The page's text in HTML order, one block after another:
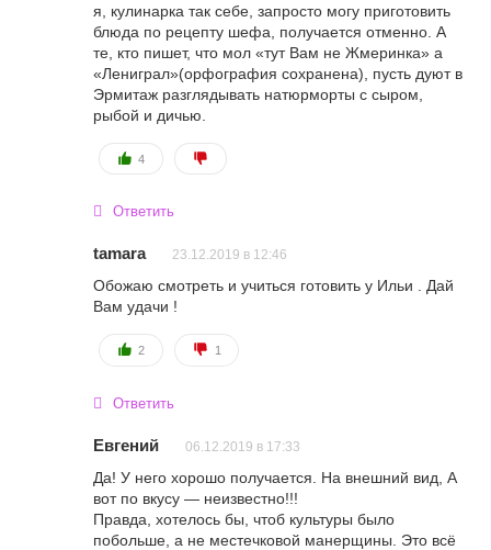
я, кулинарка так себе, запросто могу приготовить
блюда по рецепту шефа, получается отменно. А
те, кто пишет, что мол «тут Вам не Жмеринка» а
«Лениграл»(орфография сохранена), пусть дуют в
Эрмитаж разглядывать натюрморты с сыром,
рыбой и дичью.
4
Ответить
tamara 23.12.2019 в 12:46
Обожаю смотреть и учиться готовить у Ильи . Дай
Вам удачи !
2 1
Ответить
Евгений 06.12.2019 в 17:33
Да! У него хорошо получается. На внешний вид, А
вот по вкусу — неизвестно!!!
Правда, хотелось бы, чтоб культуры было
побольше, а не местечковой манерщины. Это всё